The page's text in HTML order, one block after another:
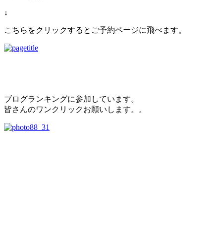
↓
こちらをクリックするとご予約ページに飛べます。
ブログランキングに参加しています。
皆さんのワンクリックお願いします。。